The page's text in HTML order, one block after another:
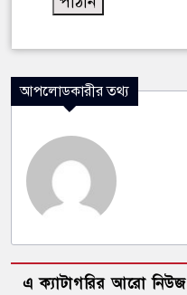
আপলোডকারীর তথ্য
এ ক্যাটাগরির আরো নিউজ